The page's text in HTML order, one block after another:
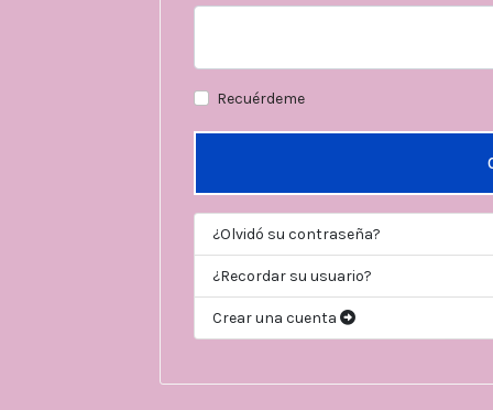
Recuérdeme
¿Olvidó su contraseña?
¿Recordar su usuario?
Crear una cuenta